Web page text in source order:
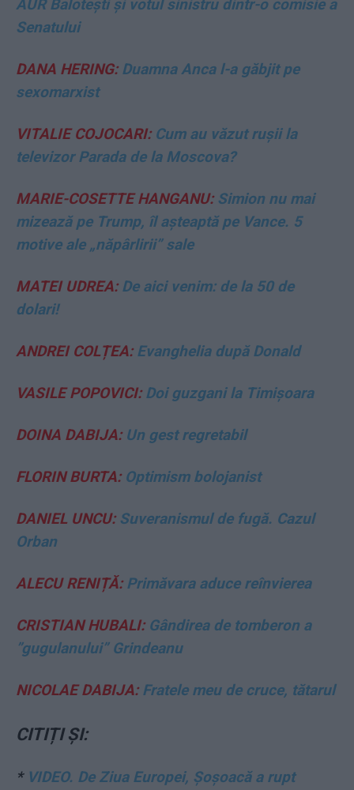
AUR Balotești și votul sinistru dintr-o comisie a
Senatului
DANA HERING:Duamna Anca l-a găbjit pe
sexomarxist
VITALIE COJOCARI:Cum au văzut rușii la
televizor Parada de la Moscova?
MARIE-COSETTE HANGANU:Simion nu mai
mizează pe Trump, îl așteaptă pe Vance. 5
motive ale „năpârlirii” sale
MATEI UDREA:De aici venim: de la 50 de
dolari!
ANDREI COLȚEA:Evanghelia după Donald
VASILE POPOVICI:Doi guzgani la Timișoara
DOINA DABIJA:Un gest regretabil
FLORIN BURTA:Optimism bolojanist
DANIEL UNCU:Suveranismul de fugă. Cazul
Orban
ALECU RENIȚĂ:Primăvara aduce reînvierea
CRISTIAN HUBALI:Gândirea de tomberon a
”gugulanului” Grindeanu
NICOLAE DABIJA:Fratele meu de cruce, tătarul
CITIȚI ȘI:
* VIDEO. De Ziua Europei, Șoșoacă a rupt